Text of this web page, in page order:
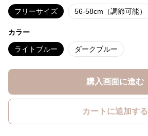
フリーサイズ 56-58cm（調節可能）
カラー
ライトブルー ダークブルー
購入画面に進む
カートに追加する